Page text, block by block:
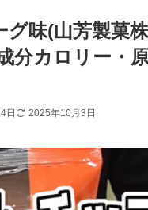
味(山芳製菓株
分カロリー・
日 2025年10月3日